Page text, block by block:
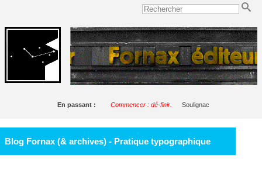
En passant : Commencer : dé-finir. Soulignac
Blog Fornax (& archives) - Pratique typographique